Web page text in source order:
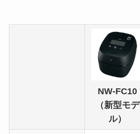
NW-FC10
（新型モデ
ル）